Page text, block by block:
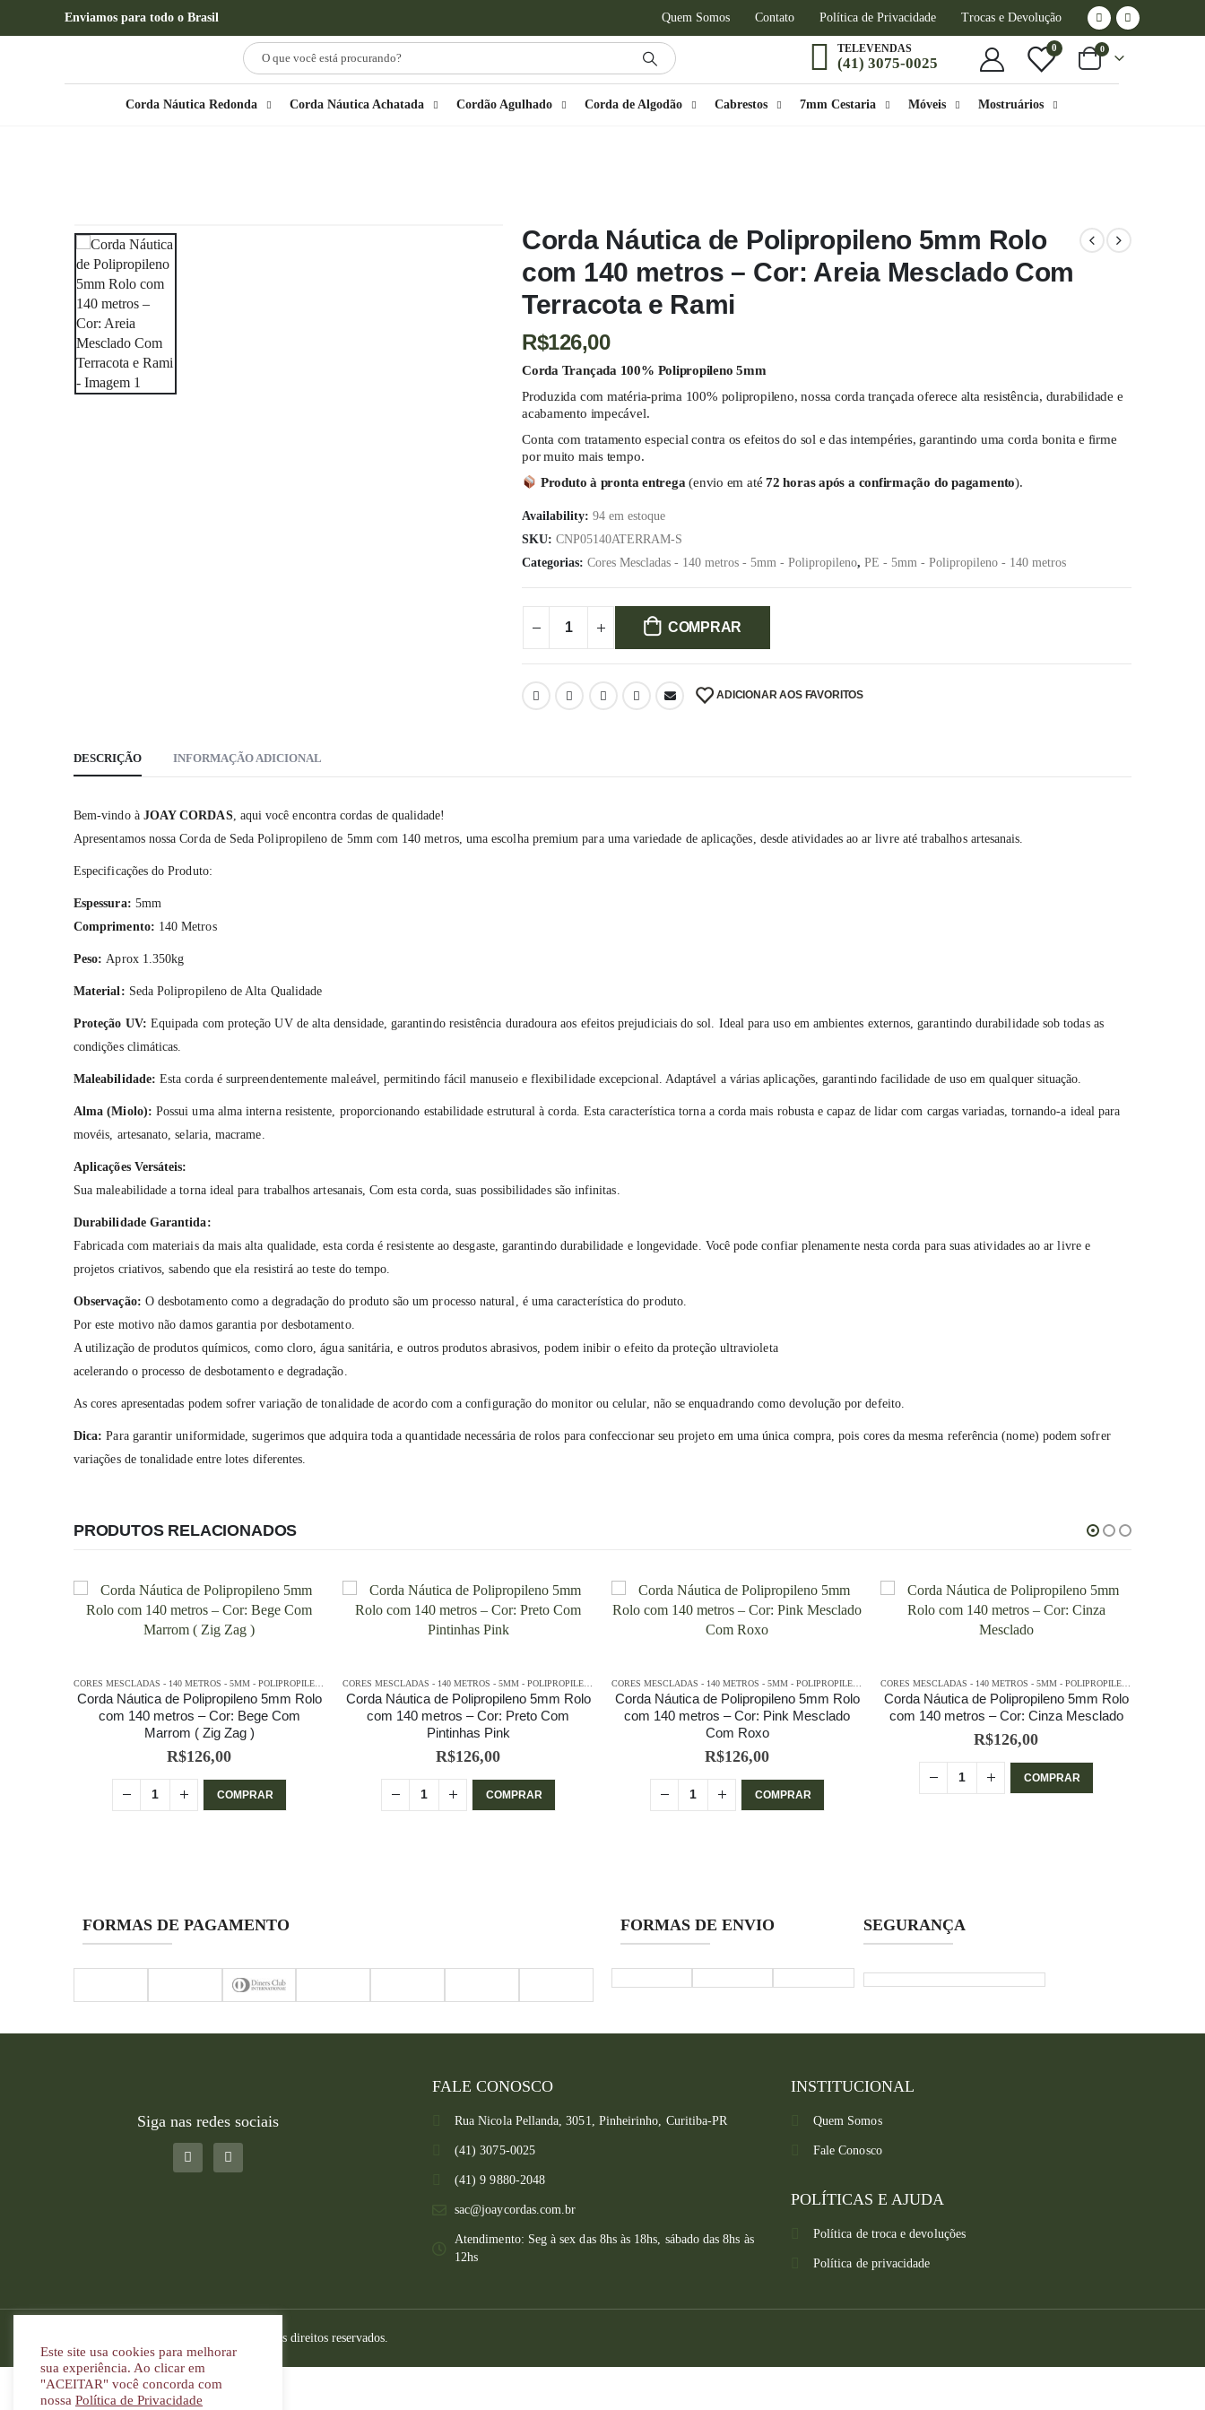
Enviamos para todo o Brasil Quem Somos Contato Política de Privacidade Trocas e Devolução
TELEVENDAS
(41) 3075-0025
0 0
Corda Náutica Redonda Corda Náutica Achatada Cordão Agulhado Corda de Algodão Cabrestos 7mm Cestaria Móveis Mostruários
Corda Náutica de Polipropileno 5mm Rolo
com 140 metros – Cor: Areia Mesclado Com
Terracota e Rami
R$126,00
Corda Trançada 100% Polipropileno 5mm
Produzida com matéria-prima 100% polipropileno, nossa corda trançada oferece alta resistência, durabilidade e
acabamento impecável.
Conta com tratamento especial contra os efeitos do sol e das intempéries, garantindo uma corda bonita e firme
por muito mais tempo.
Produto à pronta entrega(envio em até72 horas após a confirmação do pagamento).
Availability: 94 em estoque
SKU: CNP05140ATERRAM-S
Categorias: Cores Mescladas - 140 metros - 5mm - Polipropileno, PE - 5mm - Polipropileno - 140 metros
COMPRAR
ADICIONAR AOS FAVORITOS
DESCRIÇÃO INFORMAÇÃO ADICIONAL
Bem-vindo à JOAY CORDAS, aqui você encontra cordas de qualidade!
Apresentamos nossa Corda de Seda Polipropileno de 5mm com 140 metros, uma escolha premium para uma variedade de aplicações, desde atividades ao ar livre até trabalhos artesanais.
Especificações do Produto:
Espessura: 5mm
Comprimento: 140 Metros
Peso: Aprox 1.350kg
Material: Seda Polipropileno de Alta Qualidade
Proteção UV: Equipada com proteção UV de alta densidade, garantindo resistência duradoura aos efeitos prejudiciais do sol. Ideal para uso em ambientes externos, garantindo durabilidade sob todas as
condições climáticas.
Maleabilidade: Esta corda é surpreendentemente maleável, permitindo fácil manuseio e flexibilidade excepcional. Adaptável a várias aplicações, garantindo facilidade de uso em qualquer situação.
Alma (Miolo): Possui uma alma interna resistente, proporcionando estabilidade estrutural à corda. Esta característica torna a corda mais robusta e capaz de lidar com cargas variadas, tornando-a ideal para
movéis, artesanato, selaria, macrame.
Aplicações Versáteis:
Sua maleabilidade a torna ideal para trabalhos artesanais, Com esta corda, suas possibilidades são infinitas.
Durabilidade Garantida:
Fabricada com materiais da mais alta qualidade, esta corda é resistente ao desgaste, garantindo durabilidade e longevidade. Você pode confiar plenamente nesta corda para suas atividades ao ar livre e
projetos criativos, sabendo que ela resistirá ao teste do tempo.
Observação: O desbotamento como a degradação do produto são um processo natural, é uma característica do produto.
Por este motivo não damos garantia por desbotamento.
A utilização de produtos químicos, como cloro, água sanitária, e outros produtos abrasivos, podem inibir o efeito da proteção ultravioleta
acelerando o processo de desbotamento e degradação.
As cores apresentadas podem sofrer variação de tonalidade de acordo com a configuração do monitor ou celular, não se enquadrando como devolução por defeito.
Dica: Para garantir uniformidade, sugerimos que adquira toda a quantidade necessária de rolos para confeccionar seu projeto em uma única compra, pois cores da mesma referência (nome) podem sofrer
variações de tonalidade entre lotes diferentes.
PRODUTOS RELACIONADOS
PE - 5MM - POLIPROPILENO - 140 METROS PE - 5MM - POLIPROPILENO - 140 METROS
Corda Náutica de Polipropileno 5mm Rolo
com 140 metros – Cor: Bege Com
Marrom ( Zig Zag )
R$126,00
COMPRAR
PE - 5MM - POLIPROPILENO - 140 METROS
Corda Náutica de Polipropileno 5mm Rolo
com 140 metros – Cor: Preto Com
Pintinhas Pink
R$126,00
COMPRAR
PE - 5MM - POLIPROPILENO - 140 METROS
Corda Náutica de Polipropileno 5mm Rolo
com 140 metros – Cor: Pink Mesclado
Com Roxo
R$126,00
COMPRAR
Corda Náutica de Polipropileno 5mm Rolo
com 140 metros – Cor: Cinza Mesclado
R$126,00
COMPRAR
FORMAS DE PAGAMENTO FORMAS DE ENVIO SEGURANÇA
Siga nas redes sociais
FALE CONOSCO
Rua Nicola Pellanda, 3051, Pinheirinho, Curitiba-PR
(41) 3075-0025
(41) 9 9880-2048
sac@joaycordas.com.br
Atendimento: Seg à sex das 8hs às 18hs, sábado das 8hs às
12hs
INSTITUCIONAL
Quem Somos
Fale Conosco
POLÍTICAS E AJUDA
Política de troca e devoluções
Política de privacidade
Copyright © 2022. Joay Cordas. Todos os direitos reservados.
Este site usa cookies para melhorar
sua experiência. Ao clicar em
"ACEITAR" você concorda com
nossa Política de Privacidade
Atendimento